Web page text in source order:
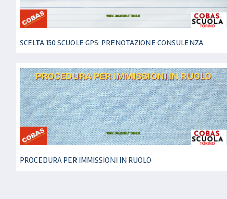
SCELTA 150 SCUOLE GPS: PRENOTAZIONE CONSULENZA
PROCEDURA PER IMMISSIONI IN RUOLO